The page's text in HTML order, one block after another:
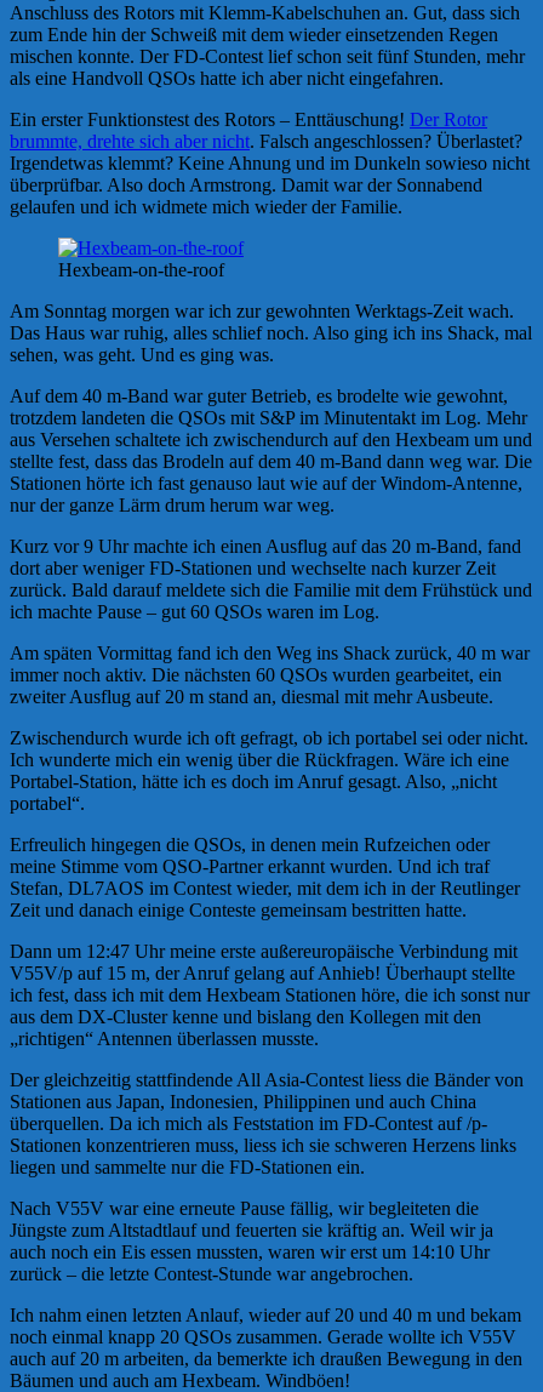
Anschluss des Rotors mit Klemm-Kabelschuhen an. Gut, dass sich
zum Ende hin der Schweiß mit dem wieder einsetzenden Regen
mischen konnte. Der FD-Contest lief schon seit fünf Stunden, mehr
als eine Handvoll QSOs hatte ich aber nicht eingefahren.
Ein erster Funktionstest des Rotors – Enttäuschung! Der Rotor
brummte, drehte sich aber nicht. Falsch angeschlossen? Überlastet?
Irgendetwas klemmt? Keine Ahnung und im Dunkeln sowieso nicht
überprüfbar. Also doch Armstrong. Damit war der Sonnabend
gelaufen und ich widmete mich wieder der Familie.
Hexbeam-on-the-roof
Am Sonntag morgen war ich zur gewohnten Werktags-Zeit wach.
Das Haus war ruhig, alles schlief noch. Also ging ich ins Shack, mal
sehen, was geht. Und es ging was.
Auf dem 40 m-Band war guter Betrieb, es brodelte wie gewohnt,
trotzdem landeten die QSOs mit S&P im Minutentakt im Log. Mehr
aus Versehen schaltete ich zwischendurch auf den Hexbeam um und
stellte fest, dass das Brodeln auf dem 40 m-Band dann weg war. Die
Stationen hörte ich fast genauso laut wie auf der Windom-Antenne,
nur der ganze Lärm drum herum war weg.
Kurz vor 9 Uhr machte ich einen Ausflug auf das 20 m-Band, fand
dort aber weniger FD-Stationen und wechselte nach kurzer Zeit
zurück. Bald darauf meldete sich die Familie mit dem Frühstück und
ich machte Pause – gut 60 QSOs waren im Log.
Am späten Vormittag fand ich den Weg ins Shack zurück, 40 m war
immer noch aktiv. Die nächsten 60 QSOs wurden gearbeitet, ein
zweiter Ausflug auf 20 m stand an, diesmal mit mehr Ausbeute.
Zwischendurch wurde ich oft gefragt, ob ich portabel sei oder nicht.
Ich wunderte mich ein wenig über die Rückfragen. Wäre ich eine
Portabel-Station, hätte ich es doch im Anruf gesagt. Also, „nicht
portabel“.
Erfreulich hingegen die QSOs, in denen mein Rufzeichen oder
meine Stimme vom QSO-Partner erkannt wurden. Und ich traf
Stefan, DL7AOS im Contest wieder, mit dem ich in der Reutlinger
Zeit und danach einige Conteste gemeinsam bestritten hatte.
Dann um 12:47 Uhr meine erste außereuropäische Verbindung mit
V55V/p auf 15 m, der Anruf gelang auf Anhieb! Überhaupt stellte
ich fest, dass ich mit dem Hexbeam Stationen höre, die ich sonst nur
aus dem DX-Cluster kenne und bislang den Kollegen mit den
„richtigen“ Antennen überlassen musste.
Der gleichzeitig stattfindende All Asia-Contest liess die Bänder von
Stationen aus Japan, Indonesien, Philippinen und auch China
überquellen. Da ich mich als Feststation im FD-Contest auf /p-
Stationen konzentrieren muss, liess ich sie schweren Herzens links
liegen und sammelte nur die FD-Stationen ein.
Nach V55V war eine erneute Pause fällig, wir begleiteten die
Jüngste zum Altstadtlauf und feuerten sie kräftig an. Weil wir ja
auch noch ein Eis essen mussten, waren wir erst um 14:10 Uhr
zurück – die letzte Contest-Stunde war angebrochen.
Ich nahm einen letzten Anlauf, wieder auf 20 und 40 m und bekam
noch einmal knapp 20 QSOs zusammen. Gerade wollte ich V55V
auch auf 20 m arbeiten, da bemerkte ich draußen Bewegung in den
Bäumen und auch am Hexbeam. Windböen!